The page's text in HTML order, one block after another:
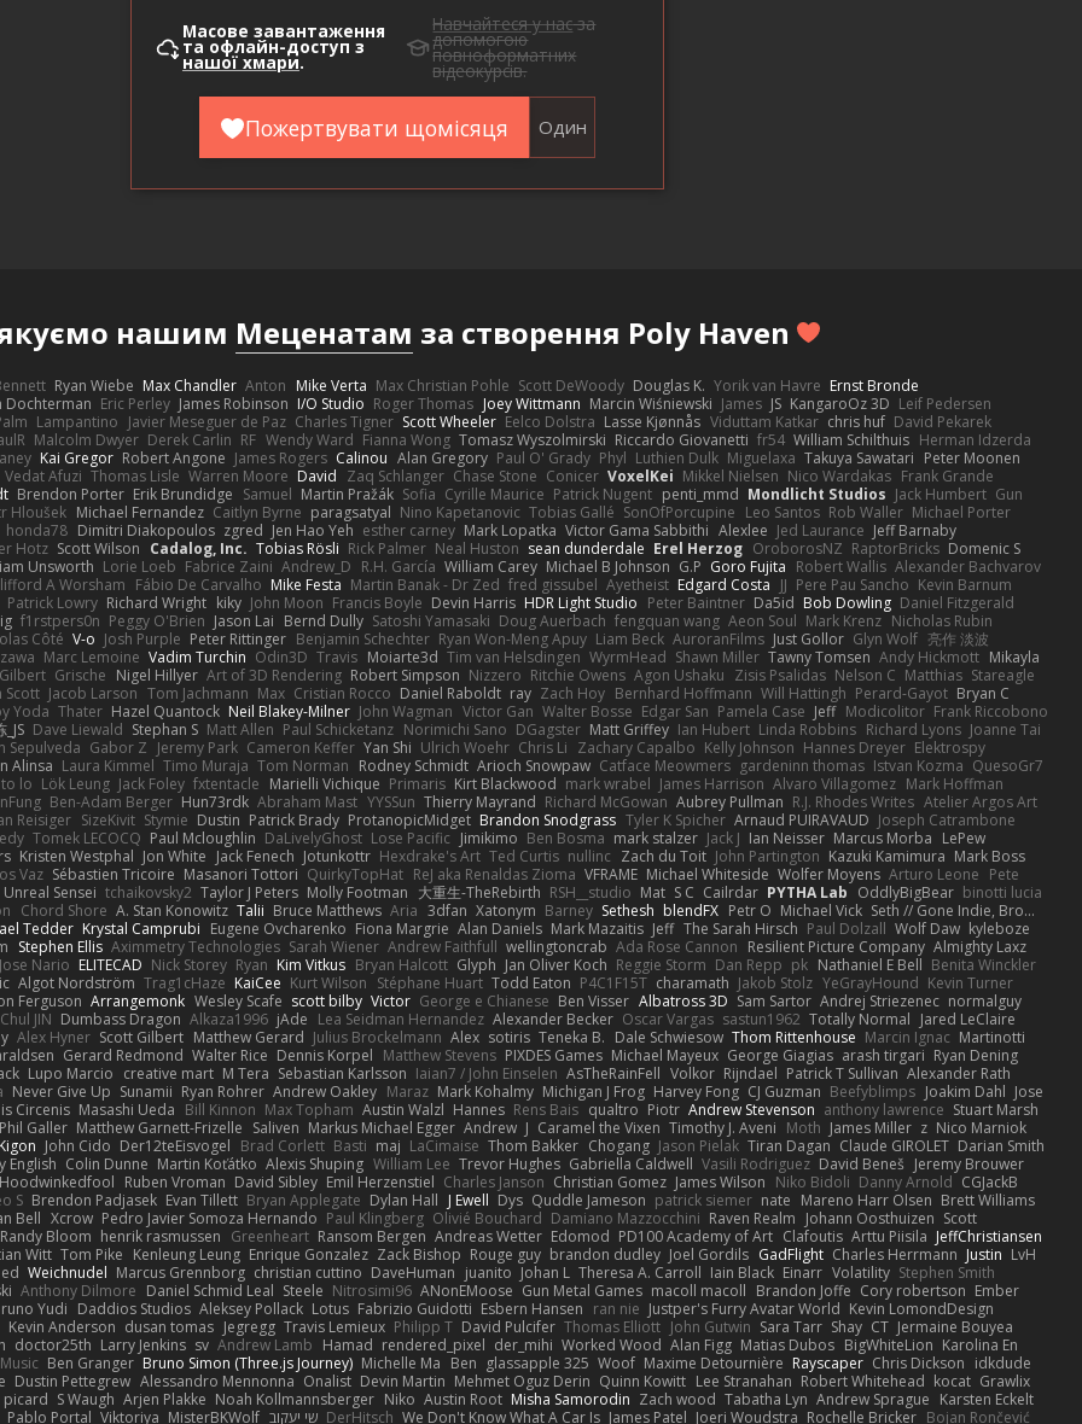
Масове завантаження
та офлайн-доступ з
нашої хмари.
Навчайтеся у насза
допомогою
повноформатних
відеокурсів.
Пожертвувати щомісяця Один
нашим Меценатам за створення Poly Haven
Ryan Wiebe Max Chandler Anton Mike Verta Max Christian Pohle Scott DeWoody Douglas K. Yorik van Havre Ernst Bronde
Dochterman Eric Perley James Robinson I/O Studio Roger Thomas Joey Wittmann Marcin Wiśniewski James JS KangaroOz 3D Leif Pedersen
Lampantino Javier Meseguer de Paz Charles Tigner Scott Wheeler Eelco Dolstra Lasse Kjønnås Viduttam Katkar chris huf David Pekarek
Malcolm Dwyer Derek Carlin RF Wendy Ward Fianna Wong Tomasz Wyszolmirski Riccardo Giovanetti fr54 William Schilthuis Herman Idzerda
Kai Gregor Robert Angone James Rogers Calinou Alan Gregory Paul O' Grady Phyl Luthien Dulk Miguelaxa Takuya Sawatari Peter Moonen
Vedat Afuzi Thomas Lisle Warren Moore David Zaq Schlanger Chase Stone Conicer VoxelKei Mikkel Nielsen Nico Wardakas Frank Grande
Brendon Porter Erik Brundidge Samuel Martin Pražák Sofia Cyrille Maurice Patrick Nugent penti_mmd Mondlicht Studios Jack Humbert Gun
Hloušek Michael Fernandez Caitlyn Byrne paragsatyal Nino Kapetanovic Tobias Gallé SonOfPorcupine Leo Santos Rob Waller Michael Porter
honda78 Dimitri Diakopoulos zgred Jen Hao Yeh esther carney Mark Lopatka Victor Gama Sabbithi Alexlee Jed Laurance Jeff Barnaby
Hotz Scott Wilson Cadalog, Inc. Tobias Rösli Rick Palmer Neal Huston sean dunderdale Erel Herzog OroborosNZ RaptorBricks Domenic S
Unsworth Lorie Loeb Fabrice Zaini Andrew_D R.H. García William Carey Michael B Johnson G.P Goro Fujita Robert Wallis Alexander Bachvarov
A Worsham Fábio De Carvalho Mike Festa Martin Banak - Dr Zed fred gissubel Ayetheist Edgard Costa JJ Pere Pau Sancho Kevin Barnum
Patrick Lowry Richard Wright kiky John Moon Francis Boyle Devin Harris HDR Light Studio Peter Baintner Da5id Bob Dowling Daniel Fitzgerald
f1rstpers0n Peggy O'Brien Jason Lai Bernd Dully Satoshi Yamasaki Doug Auerbach fengquan wang Aeon Soul Mark Krenz Nicholas Rubin
Côté V-o Josh Purple Peter Rittinger Benjamin Schechter Ryan Won-Meng Apuy Liam Beck AuroranFilms Just Gollor Glyn Wolf 亮作 淡波
Marc Lemoine Vadim Turchin Odin3D Travis Moiarte3d Tim van Helsdingen WyrmHead Shawn Miller Tawny Tomsen Andy Hickmott Mikayla
Grische Nigel Hillyer Art of 3D Rendering Robert Simpson Nizzero Ritchie Owens Agon Ushaku Zisis Psalidas Nelson C Matthias Stareagle
Scott Jacob Larson Tom Jachmann Max Cristian Rocco Daniel Raboldt ray Zach Hoy Bernhard Hoffmann Will Hattingh Perard-Gayot Bryan C
Yoda Thater Hazel Quantock Neil Blakey-Milner John Wagman Victor Gan Walter Bosse Edgar San Pamela Case Jeff Modicolitor Frank Riccobono
Dave Liewald Stephan S Matt Allen Paul Schicketanz Norimichi Sano DGagster Matt Griffey Ian Hubert Linda Robbins Richard Lyons Joanne Tai
Sepulveda Gabor Z Jeremy Park Cameron Keffer Yan Shi Ulrich Woehr Chris Li Zachary Capalbo Kelly Johnson Hannes Dreyer Elektrospy
Alinsa Laura Kimmel Timo Muraja Tom Norman Rodney Schmidt Arioch Snowpaw Catface Meowmers gardeninn thomas Istvan Kozma QuesoGr7
lo Lök Leung Jack Foley fxtentacle Marielli Vichique Primaris Kirt Blackwood mark wrabel James Harrison Alvaro Villagomez Mark Hoffman
Ben-Adam Berger Hun73rdk Abraham Mast YYSSun Thierry Mayrand Richard McGowan Aubrey Pullman R.J. Rhodes Writes Atelier Argos Art
Reisiger SizeKivit Stymie Dustin Patrick Brady ProtanopicMidget Brandon Snodgrass Tyler K Spicher Arnaud PUIRAVAUD Joseph Catrambone
Tomek LECOCQ Paul Mcloughlin DaLivelyGhost Lose Pacific Jimikimo Ben Bosma mark stalzer Jack J Ian Neisser Marcus Morba LePew
Kristen Westphal Jon White Jack Fenech Jotunkottr Hexdrake's Art Ted Curtis nullinc Zach du Toit John Partington Kazuki Kamimura Mark Boss
Vaz Sébastien Tricoire Masanori Tottori QuirkyTopHat ReJ aka Renaldas Zioma VFRAME Michael Whiteside Wolfer Moyens Arturo Leone Pete
Unreal Sensei tchaikovsky2 Taylor J Peters Molly Footman 大重生-TheRebirth RSH__studio Mat S C Cailrdar PYTHA Lab OddlyBigBear binotti lucia
Chord Shore A. Stan Konowitz Talii Bruce Matthews Aria 3dfan Xatonym Barney Sethesh blendFX Petr O Michael Vick Seth // Gone Indie, Bro...
Tedder Krystal Camprubi Eugene Ovcharenko Fiona Margrie Alan Daniels Mark Mazaitis Jeff The Sarah Hirsch Paul Dolzall Wolf Daw kyleboze
Stephen Ellis Aximmetry Technologies Sarah Wiener Andrew Faithfull wellingtoncrab Ada Rose Cannon Resilient Picture Company Almighty Laxz
Nario ELITECAD Nick Storey Ryan Kim Vitkus Bryan Halcott Glyph Jan Oliver Koch Reggie Storm Dan Repp pk Nathaniel E Bell Benita Winckler
Algot Nordström Trag1cHaze KaiCee Kurt Wilson Stéphane Huart Todd Eaton P4C1F15T charamath Jakob Stolz YeGrayHound Kevin Turner
Ferguson Arrangemonk Wesley Scafe scott bilby Victor George e Chianese Ben Visser Albatross 3D Sam Sartor Andrej Striezenec normalguy
JIN Dumbass Dragon Alkaza1996 jAde Lea Seidman Hernandez Alexander Becker Oscar Vargas sastun1962 Totally Normal Jared LeClaire
Alex Hyner Scott Gilbert Matthew Gerard Julius Brockelmann Alex sotiris Teneka B. Dale Schwiesow Thom Rittenhouse Marcin Ignac Martinotti
Gerard Redmond Walter Rice Dennis Korpel Matthew Stevens PIXDES Games Michael Mayeux George Giagias arash tirgari Ryan Dening
Lupo Marcio creative mart M Tera Sebastian Karlsson Iaian7 / John Einselen AsTheRainFell Volkor Rijndael Patrick T Sullivan Alexander Rath
Never Give Up Sunamii Ryan Rohrer Andrew Oakley Maraz Mark Kohalmy Michigan J Frog Harvey Fong CJ Guzman Beefyblimps Joakim Dahl Jose
Circenis Masashi Ueda Bill Kinnon Max Topham Austin Walzl Hannes Rens Bais qualtro Piotr Andrew Stevenson anthony lawrence Stuart Marsh
Phil Galler Matthew Garnett-Frizelle Saliven Markus Michael Egger Andrew J Caramel the Vixen Timothy J. Aveni Moth James Miller z Nico Marniok
John Cido Der12teEisvogel Brad Corlett Basti maj LaCimaise Thom Bakker Chogang Jason Pielak Tiran Dagan Claude GIROLET Darian Smith
English Colin Dunne Martin Koťátko Alexis Shuping William Lee Trevor Hughes Gabriella Caldwell Vasili Rodriguez David Beneš Jeremy Brouwer
Hoodwinkedfool Ruben Vroman David Sibley Emil Herzenstiel Charles Janson Christian Gomez James Wilson Niko Bidoli Danny Arnold CGJackB
S Brendon Padjasek Evan Tillett Bryan Applegate Dylan Hall J Ewell Dys Quddle Jameson patrick siemer nate Mareno Harr Olsen Brett Williams
Bell Xcrow Pedro Javier Somoza Hernando Paul Klingberg Olivié Bouchard Damiano Mazzocchini Raven Realm Johann Oosthuizen Scott
Randy Bloom henrik rasmussen Greenheart Ransom Bergen Andreas Wetter Edomod PD100 Academy of Art Clafoutis Arttu Piisila JeffChristiansen
Witt Tom Pike Kenleung Leung Enrique Gonzalez Zack Bishop Rouge guy brandon dudley Joel Gordils GadFlight Charles Herrmann Justin LvH
Weichnudel Marcus Grennborg christian cuttino DaveHuman juanito Johan L Theresa A. Carroll Iain Black Einarr Volatility Stephen Smith
Anthony Dilmore Daniel Schmid Leal Steele Nitrosimi96 ANonEMoose Gun Metal Games macoll macoll Brandon Joffe Cory robertson Ember
Yudi Daddios Studios Aleksey Pollack Lotus Fabrizio Guidotti Esbern Hansen ran nie Justper's Furry Avatar World Kevin LomondDesign
Kevin Anderson dusan tomas Jegregg Travis Lemieux Philipp T David Pulcifer Thomas Elliott John Gutwin Sara Tarr Shay CT Jermaine Bouyea
doctor25th Larry Jenkins sv Andrew Lamb Hamad rendered_pixel der_mihi Worked Wood Alan Figg Matias Dubos BigWhiteLion Karolina En
Ben Granger Bruno Simon (Three.js Journey) Michelle Ma Ben glassapple 325 Woof Maxime Detournière Rayscaper Chris Dickson idkdude
Dustin Pettegrew Alessandro Mennonna Onalist Devin Martin Mehmet Oguz Derin Quinn Kowitt Lee Stranahan Robert Whitehead kocat Grawlix
S Waugh Arjen Plakke Noah Kollmannsberger Niko Austin Root Misha Samorodin Zach wood Tabatha Lyn Andrew Sprague Karsten Eckelt
Pablo Portal Viktoriya MisterBKWolf שי יעקוב DerHitsch We Don't Know What A Car Is James Patel Joeri Woudstra Rochelle Bricker Bojan Rončević